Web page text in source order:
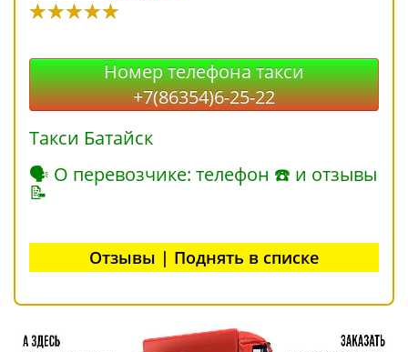
Номер телефона такси
+7(86354)6-25-22
Такси Батайск
🗣 О перевозчике: телефон ☎ и отзывы
📝
Отзывы | Поднять в списке